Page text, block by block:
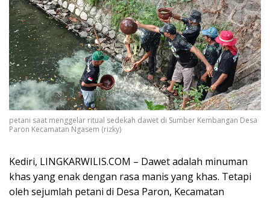
petani saat menggelar ritual sedekah dawet di Sumber Kembangan Desa
Paron Kecamatan Ngasem (rizky)
Kediri, LINGKARWILIS.COM – Dawet adalah minuman
khas yang enak dengan rasa manis yang khas. Tetapi
oleh sejumlah petani di Desa Paron, Kecamatan